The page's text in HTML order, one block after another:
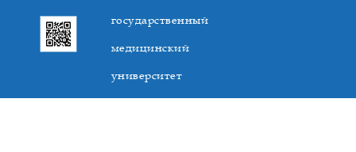
государственный
медицинский
университет